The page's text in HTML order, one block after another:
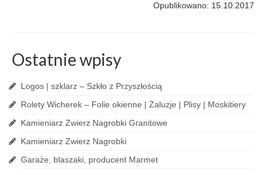
Opublikowano: 15.10.2017
Ostatnie wpisy
Logos | szklarz – Szkło z Przyszłością
Rolety Wicherek – Folie okienne | Żaluzje | Plisy | Moskitiery
Kamieniarz Zwierz Nagrobki Granitowe
Kamieniarz Zwierz Nagrobki
Garaże, blaszaki, producent Marmet